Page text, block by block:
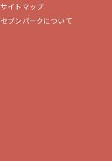
サイトマップ
セブンパークについて